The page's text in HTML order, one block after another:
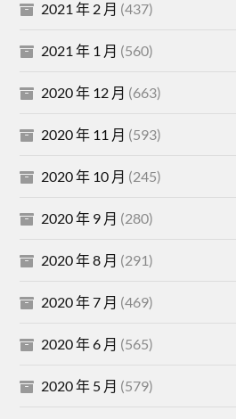
2021 年 2 月 (437)
2021 年 1 月 (560)
2020 年 12 月 (663)
2020 年 11 月 (593)
2020 年 10 月 (245)
2020 年 9 月 (280)
2020 年 8 月 (291)
2020 年 7 月 (469)
2020 年 6 月 (565)
2020 年 5 月 (579)